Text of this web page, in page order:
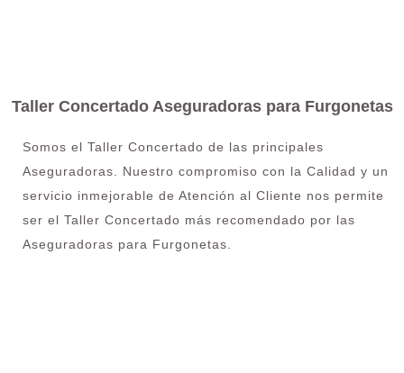
Taller Concertado Aseguradoras para Furgonetas
Somos el Taller Concertado de las principales
Aseguradoras. Nuestro compromiso con la Calidad y un
servicio inmejorable de Atención al Cliente nos permite
ser el Taller Concertado más recomendado por las
Aseguradoras para Furgonetas.